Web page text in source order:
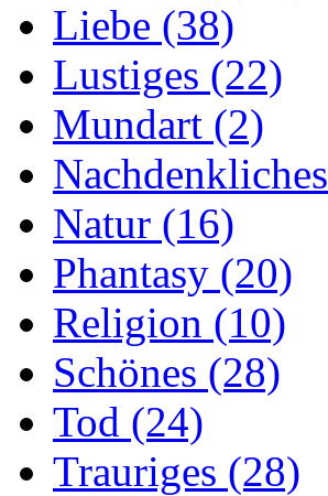
Liebe (38)
Lustiges (22)
Mundart (2)
Nachdenkliches
Natur (16)
Phantasy (20)
Religion (10)
Schönes (28)
Tod (24)
Trauriges (28)